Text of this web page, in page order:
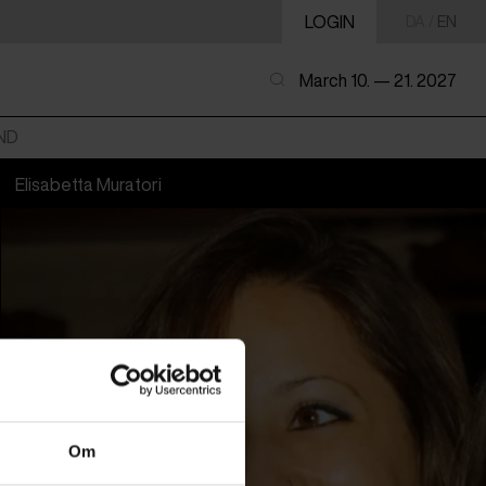
Om
LOGIN EN
March 10. — 21. 2027
Elisabetta Muratori